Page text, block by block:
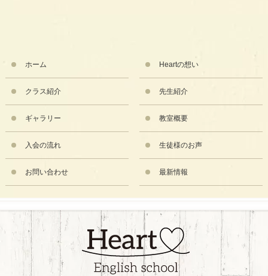
ホーム Heartの想い
クラス紹介 先生紹介
ギャラリー 教室概要
入会の流れ 生徒様のお声
お問い合わせ 最新情報